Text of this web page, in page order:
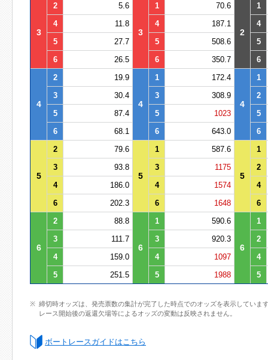
3
2 5.6
3
1 70.6
2
1
4
11.8 4 187.1
4
5
27.7 5 508.6
5
6
26.5 6 350.7 6
4
2 19.9
4
1 172.4
4
1
3
30.4 3 308.9
2
5
87.4 5 1023
5
6
68.1 6 643.0 6
5
2 79.6
5
1 587.6
5
1
3
93.8 3 1175
2
4
186.0 4 1574
4
6
202.3 6 1648 6
6
2 88.8
6
1 590.6
6
1
3
111.7 3 920.3
2
4
159.0 4 1097
4
5
251.5 5 1988 5
締切時オッズは、発売票数の集計が完了した時点でのオッズを表示していま
レース開始後の返還欠場等によるオッズの変動は反映されません。
ボートレースガイドはこちら